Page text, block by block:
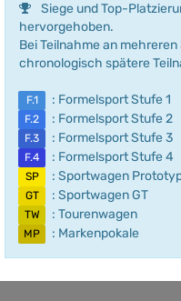
Siege und Top-
hervorgehoben.
Bei Teilnahme an
chronologisch spätere
F.1 : Formelsport Stufe 1
F.2 : Formelsport Stufe 2
F.3 : Formelsport Stufe 3
F.4 : Formelsport Stufe 4
SP : Sportwagen
GT : Sportwagen GT
TW : Tourenwagen
MP : Markenpokale